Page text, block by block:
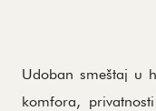
Udoban smeštaj u
komfora,